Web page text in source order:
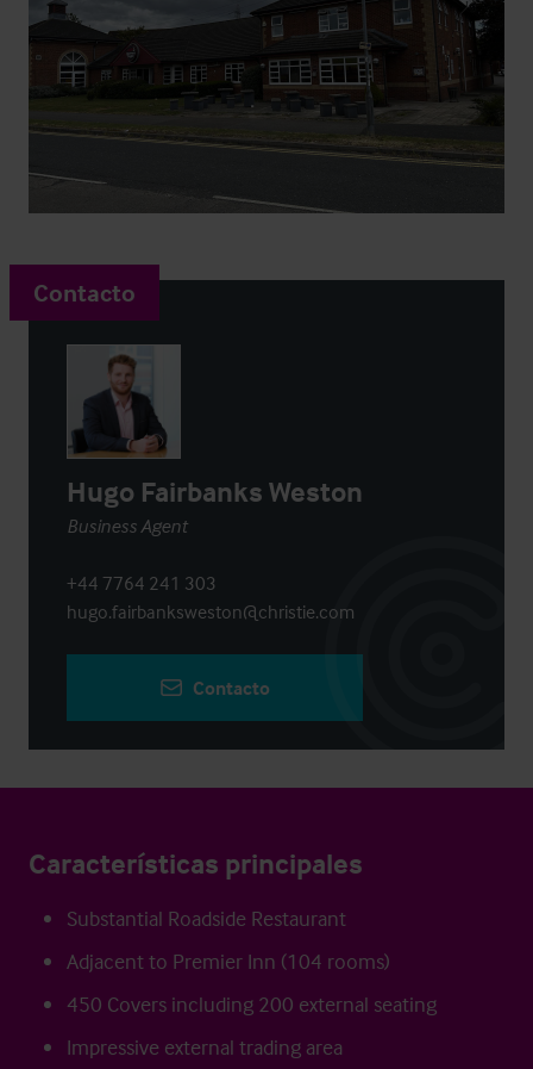
Contacto
Hugo Fairbanks Weston
Business Agent
+44 7764 241 303
hugo.fairbanksweston@christie.com
Contacto
Características principales
Substantial Roadside Restaurant
Adjacent to Premier Inn (104 rooms)
450 Covers including 200 external seating
Impressive external trading area